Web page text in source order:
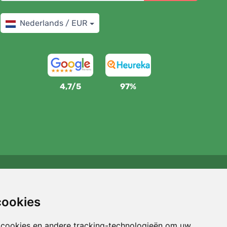
Nederlands / EUR
4,7/5 97%
Over ons